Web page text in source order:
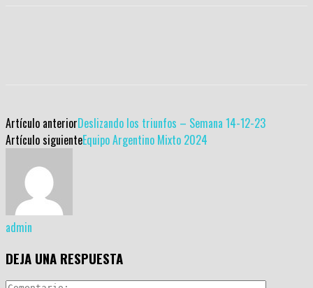
Artículo anteriorDeslizando los triunfos – Semana 14-12-23
Artículo siguienteEquipo Argentino Mixto 2024
admin
DEJA UNA RESPUESTA